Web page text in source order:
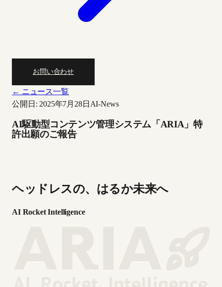
お問い合わせ
← ニュース一覧
公開日: 2025年7月28日 AI-News
AI駆動型コンテンツ管理システム「ARIA」特
許出願のご報告
ヘッドレスの、はるか未来へ
AI Rocket Intelligence